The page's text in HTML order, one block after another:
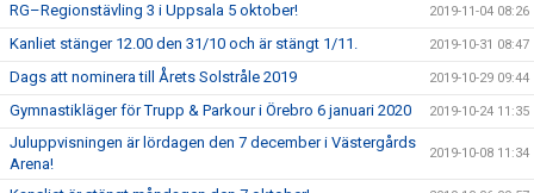
RG–Regionstävling 3 i Uppsala 5 oktober! 2019-11-04 08:26
Kanliet stänger 12.00 den 31/10 och är stängt 1/11. 2019-10-31 08:47
Dags att nominera till Årets Solstråle 2019 2019-10-29 09:44
Gymnastikläger för Trupp & Parkour i Örebro 6 januari 2020 2019-10-24 11:35
Juluppvisningen är lördagen den 7 december i Västergårds
Arena!
2019-10-08 11:34